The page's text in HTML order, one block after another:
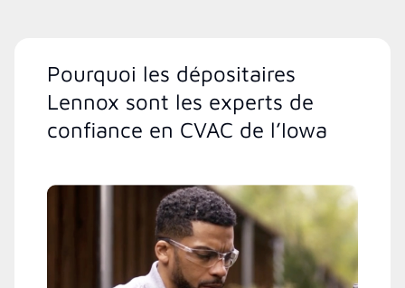
Pourquoi les dépositaires
Lennox sont les experts de
confiance en CVAC de l’Iowa